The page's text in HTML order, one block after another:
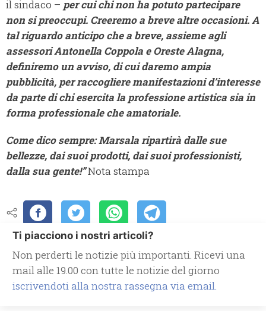
il sindaco – per cui chi non ha potuto partecipare
non si preoccupi. Creeremo a breve altre occasioni. A
tal riguardo anticipo che a breve, assieme agli
assessori Antonella Coppola e Oreste Alagna,
definiremo un avviso, di cui daremo ampia
pubblicità, per raccogliere manifestazioni d’interesse
da parte di chi esercita la professione artistica sia in
forma professionale che amatoriale.
Come dico sempre: Marsala ripartirà dalle sue
bellezze, dai suoi prodotti, dai suoi professionisti,
dalla sua gente!”Nota stampa
Ti piacciono i nostri articoli?
Non perderti le notizie più importanti. Ricevi una
mail alle 19.00 con tutte le notizie del giorno
iscrivendoti alla nostra rassegna via email.